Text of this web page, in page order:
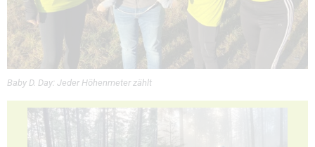
Baby D. Day: Jeder Höhenmeter zählt